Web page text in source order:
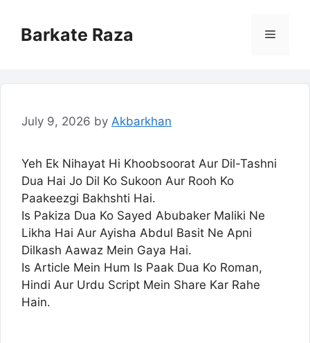
contentBarkate Raza Menu
July 9, 2026 by Akbarkhan
Yeh Ek Nihayat Hi Khoobsoorat Aur Dil-Tashni
Dua Hai Jo Dil Ko Sukoon Aur Rooh Ko
Paakeezgi Bakhshti Hai.
Is Pakiza Dua Ko Sayed Abubaker Maliki Ne
Likha Hai Aur Ayisha Abdul Basit Ne Apni
Dilkash Aawaz Mein Gaya Hai.
Is Article Mein Hum Is Paak Dua Ko Roman,
Hindi Aur Urdu Script Mein Share Kar Rahe
Hain.